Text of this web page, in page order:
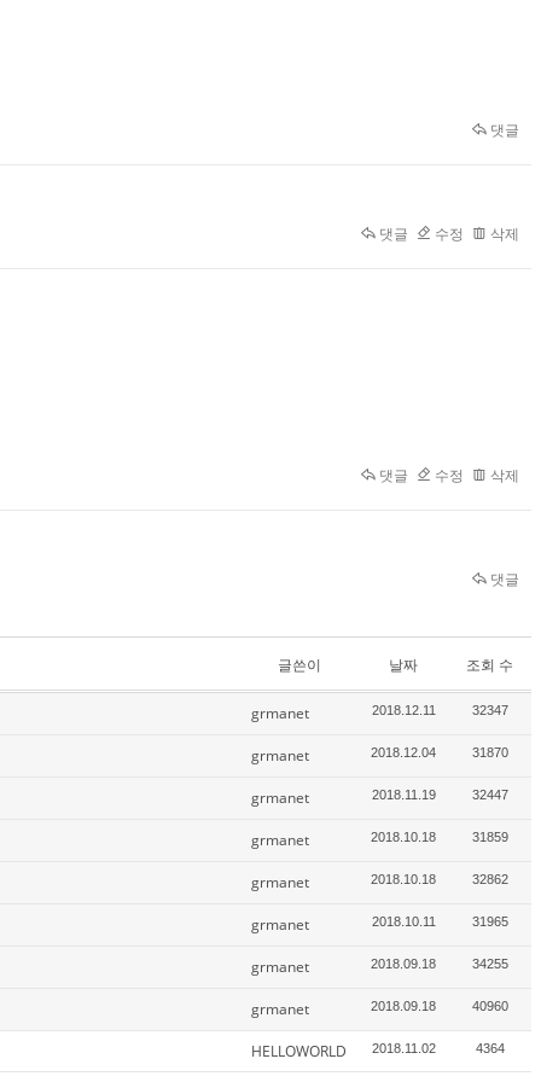
댓글
댓글 수정 삭제
댓글 수정 삭제
댓글
글쓴이 날짜 조회 수
grmanet 2018.12.11 32347
grmanet 2018.12.04 31870
grmanet 2018.11.19 32447
grmanet 2018.10.18 31859
grmanet 2018.10.18 32862
grmanet 2018.10.11 31965
grmanet 2018.09.18 34255
grmanet 2018.09.18 40960
HELLOWORLD 2018.11.02 4364